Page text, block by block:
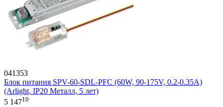
041353
Блок питания SPV-60-SDL-PFC (60W, 90-175V, 0.2-0.35A)
(Arlight, IP20 Металл, 5 лет)
5 14710